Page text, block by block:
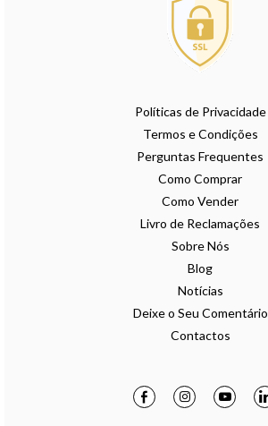
Políticas de Privacidade
Termos e Condições
Perguntas Frequentes
Como Comprar
Como Vender
Livro de Reclamações
Sobre Nós
Blog
Notícias
Deixe o Seu Comentário
Contactos